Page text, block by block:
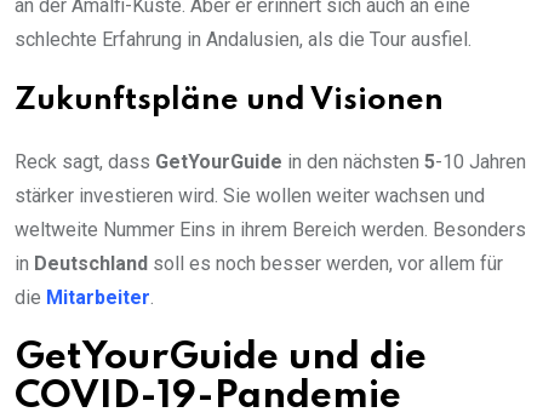
an der Amalfi-Küste. Aber er erinnert sich auch an eine
schlechte Erfahrung in Andalusien, als die Tour ausfiel.
Zukunftspläne und Visionen
Reck sagt, dass GetYourGuide in den nächsten 5-10 Jahren
stärker investieren wird. Sie wollen weiter wachsen und
weltweite Nummer Eins in ihrem Bereich werden. Besonders
in Deutschland soll es noch besser werden, vor allem für
die Mitarbeiter.
GetYourGuide und die
COVID-19-Pandemie